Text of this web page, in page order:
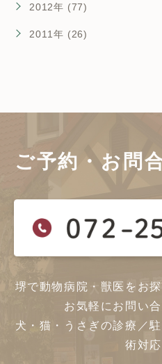
2012年 (77)
2011年 (26)
ご予約・お問
堺で動物病院・獣医をお
お気軽にお問い
犬・猫・うさぎの診療／
術対